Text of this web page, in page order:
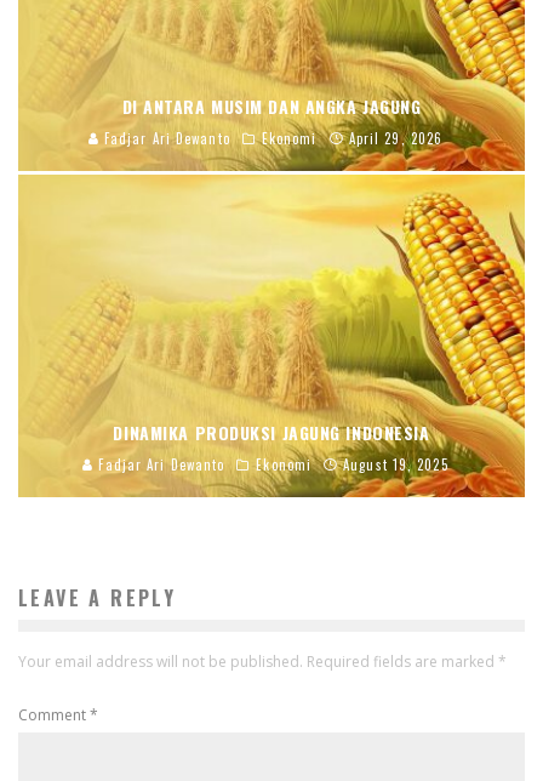
DI ANTARA MUSIM DAN ANGKA JAGUNG
Fadjar Ari Dewanto Ekonomi April 29, 2026
DINAMIKA PRODUKSI JAGUNG INDONESIA
Fadjar Ari Dewanto Ekonomi August 19, 2025
LEAVE A REPLY
Your email address will not be published. Required fields are marked *
Comment*